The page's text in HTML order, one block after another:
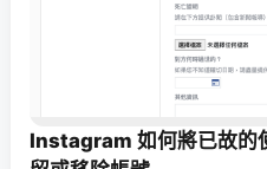
Instagram 如何將已故的